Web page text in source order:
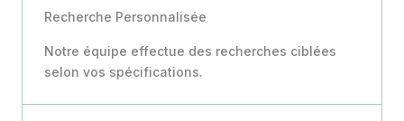
Recherche Personnalisée
Notre équipe effectue des recherches ciblées
selon vos spécifications.